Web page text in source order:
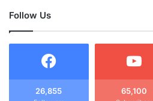
Follow Us
26,855 65,100